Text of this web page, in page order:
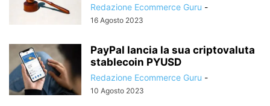
Redazione Ecommerce Guru -
16 Agosto 2023
PayPal lancia la sua criptovaluta
stablecoin PYUSD
Redazione Ecommerce Guru -
10 Agosto 2023